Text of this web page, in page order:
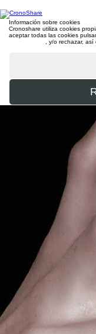
Información sobre cookies
Cronoshare utiliza cookies
aceptar todas las cookies
, y/o rechazar,